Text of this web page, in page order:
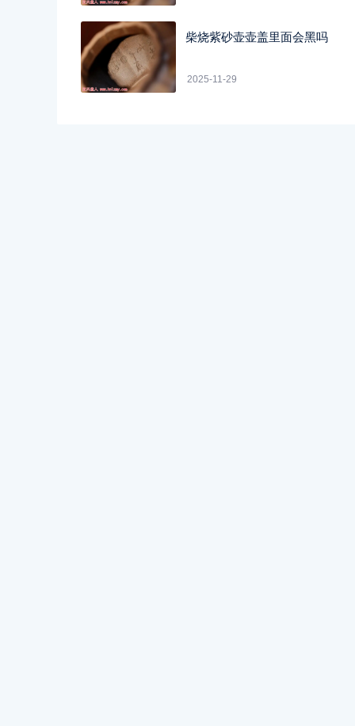
柴烧紫砂壶壶盖里面会黑吗
2025-11-29